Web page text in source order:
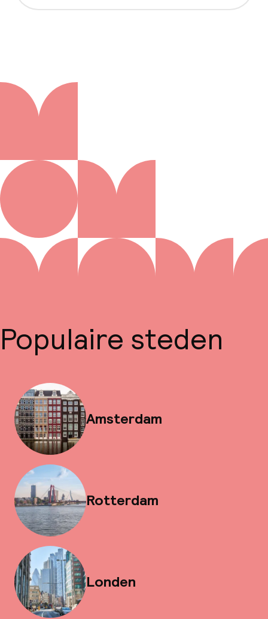
Populaire steden
Amsterdam
Rotterdam
Londen